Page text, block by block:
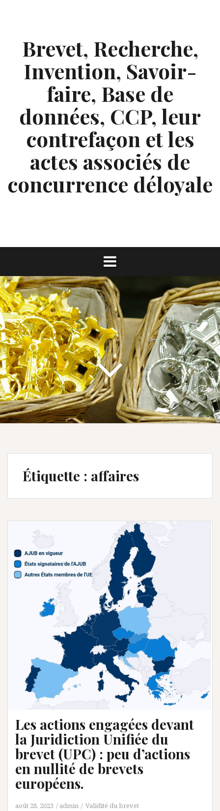
Brevet, Recherche,
Invention, Savoir-
faire, Base de
données, CCP, leur
contrefaçon et les
actes associés de
concurrence déloyale
Étiquette : affaires
Les actions engagées devant
la Juridiction Unifiée du
brevet (UPC) : peu d’actions
en nullité de brevets
européens.
août 28, 2023 admin Validité du brevet